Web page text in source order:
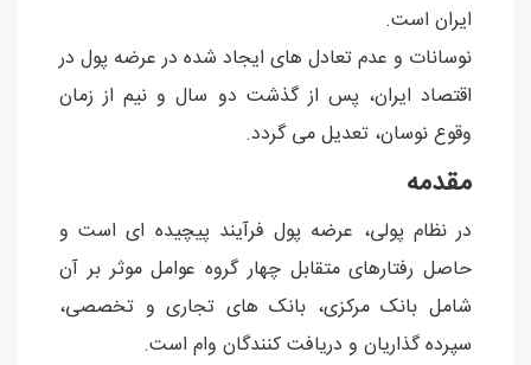
ایران است.
نوسانات و عدم تعادل های ایجاد شده در عرضه پول در
اقتصاد ایران، پس از گذشت دو سال و نیم از زمان
وقوع نوسان، تعدیل می گردد.
مقدمه
در نظام پولی، عرضه پول فرآیند پیچیده ای است و
حاصل رفتارهای متقابل چهار گروه عوامل موثر بر آن
شامل بانک مرکزی، بانک های تجاری و تخصصی،
سپرده گذاریان و دریافت کنندگان وام است.